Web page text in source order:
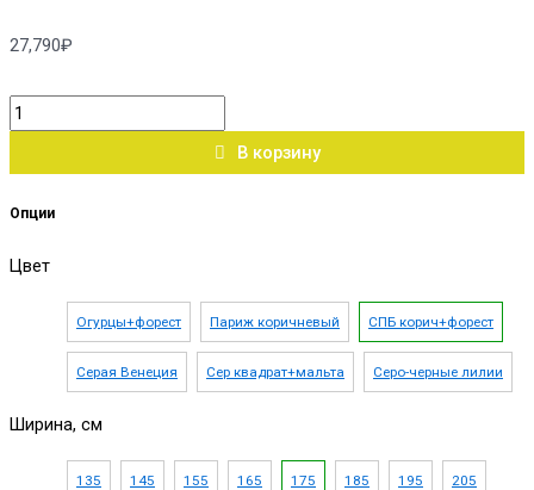
27,790₽
В корзину
Опции
Цвет
Огурцы+форест Париж коричневый СПБ корич+форест
Серая Венеция Сер квадрат+мальта Серо-черные лилии
Ширина, см
135 145 155 165 175 185 195 205